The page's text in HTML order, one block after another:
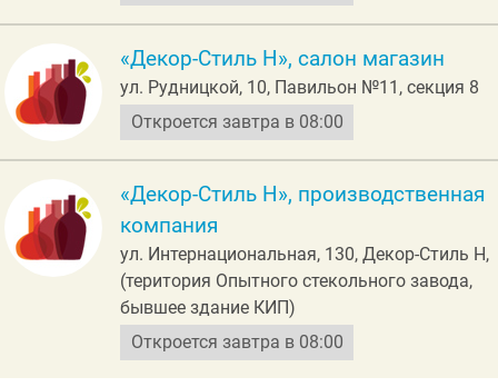
«Декор-Стиль Н», салон магазин
ул. Рудницкой, 10, Павильон №11, секция 8
Откроется завтра в 08:00
«Декор-Стиль Н», производственная
компания
ул. Интернациональная, 130, Декор-Стиль Н,
(територия Опытного стекольного завода,
бывшее здание КИП)
Откроется завтра в 08:00